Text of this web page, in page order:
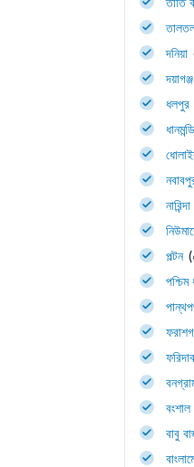
দনিয়া
দয়াগঞ্জ
ধলপুর
ধানমন্ডি
নারিন্দা
পল্টন
পশ্চিম
বংশাল
বাবু